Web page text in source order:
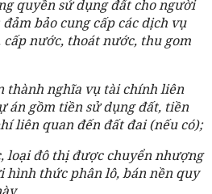
quyền sử dụng đất cho người
bảo cung cấp các dịch vụ
nước, thoát nước, thu gom
thành nghĩa vụ tài chính liên
án gồm tiền sử dụng đất, tiền
liên quan đến đất đai (nếu có);
loại đô thị được chuyển nhượng
hình thức phân lô, bán nền quy